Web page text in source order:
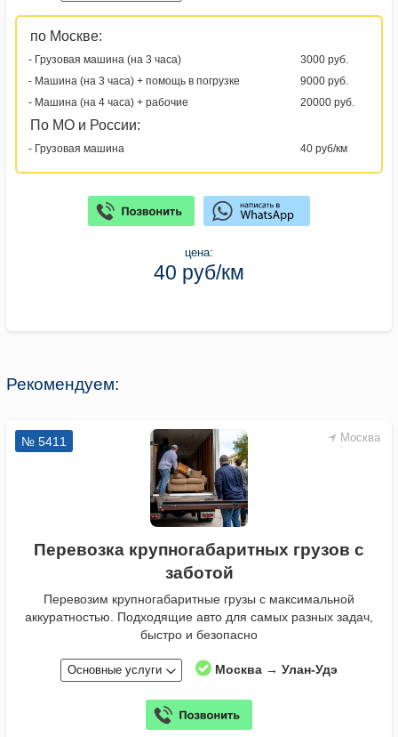
по Москве:
- Грузовая машина (на 3 часа)
3000 руб.
- Машина (на 3 часа) + помощь в погрузке
9000 руб.
- Машина (на 4 часа) + рабочие
20000 руб.
По МО и России:
- Грузовая машина 40 руб/км
цена:
40 руб/км
Рекомендуем:
Москва
№ 5411
Перевозка крупногабаритных грузов с
заботой
Перевозим крупногабаритные грузы с максимальной
аккуратностью. Подходящие авто для самых разных задач,
быстро и безопасно
Основные услуги Москва → Улан-Удэ